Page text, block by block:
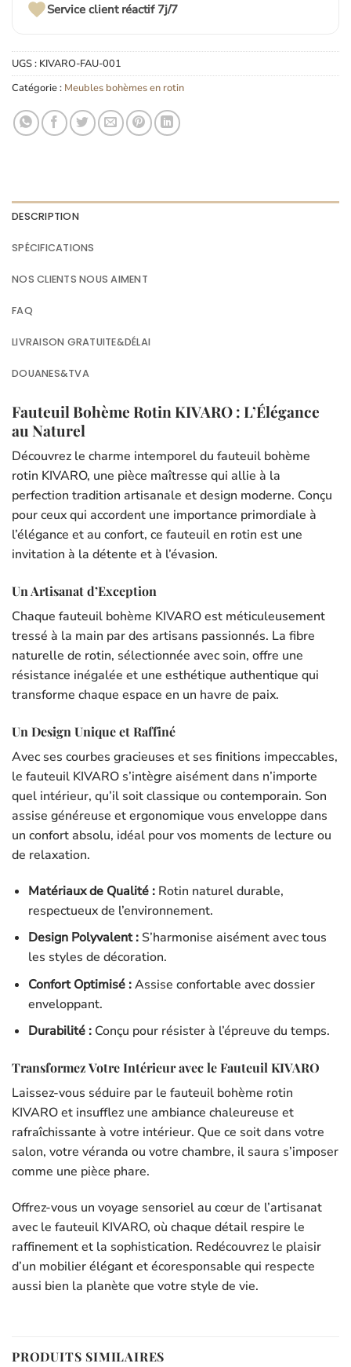
Service client réactif 7j/7
UGS : KIVARO-FAU-001
Catégorie : Meubles bohèmes en rotin
DESCRIPTION
SPÉCIFICATIONS
NOS CLIENTS NOUS AIMENT
FAQ
LIVRAISON GRATUITE&DÉLAI
DOUANES&TVA
Fauteuil Bohème Rotin KIVARO : L’Élégance
au Naturel
Découvrez le charme intemporel du fauteuil bohème
rotin KIVARO, une pièce maîtresse qui allie à la
perfection tradition artisanale et design moderne. Conçu
pour ceux qui accordent une importance primordiale à
l’élégance et au confort, ce fauteuil en rotin est une
invitation à la détente et à l’évasion.
Un Artisanat d’Exception
Chaque fauteuil bohème KIVARO est méticuleusement
tressé à la main par des artisans passionnés. La fibre
naturelle de rotin, sélectionnée avec soin, offre une
résistance inégalée et une esthétique authentique qui
transforme chaque espace en un havre de paix.
Un Design Unique et Raffiné
Avec ses courbes gracieuses et ses finitions impeccables,
le fauteuil KIVARO s’intègre aisément dans n’importe
quel intérieur, qu’il soit classique ou contemporain. Son
assise généreuse et ergonomique vous enveloppe dans
un confort absolu, idéal pour vos moments de lecture ou
de relaxation.
Matériaux de Qualité :Rotin naturel durable,
respectueux de l’environnement.
Design Polyvalent :S’harmonise aisément avec tous
les styles de décoration.
Confort Optimisé :Assise confortable avec dossier
enveloppant.
Durabilité :Conçu pour résister à l’épreuve du temps.
Transformez Votre Intérieur avec le Fauteuil KIVARO
Laissez-vous séduire par le fauteuil bohème rotin
KIVARO et insufflez une ambiance chaleureuse et
rafraîchissante à votre intérieur. Que ce soit dans votre
salon, votre véranda ou votre chambre, il saura s’imposer
comme une pièce phare.
Offrez-vous un voyage sensoriel au cœur de l’artisanat
avec le fauteuil KIVARO, où chaque détail respire le
raffinement et la sophistication. Redécouvrez le plaisir
d’un mobilier élégant et écoresponsable qui respeсte
aussi bien la planète que votre style de vie.
PRODUITS SIMILAIRES